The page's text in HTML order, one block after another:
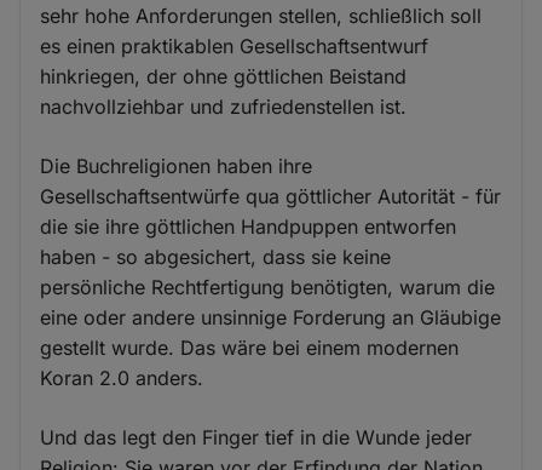
sehr hohe Anforderungen stellen, schließlich soll
es einen praktikablen Gesellschaftsentwurf
hinkriegen, der ohne göttlichen Beistand
nachvollziehbar und zufriedenstellen ist.
Die Buchreligionen haben ihre
Gesellschaftsentwürfe qua göttlicher Autorität - für
die sie ihre göttlichen Handpuppen entworfen
haben - so abgesichert, dass sie keine
persönliche Rechtfertigung benötigten, warum die
eine oder andere unsinnige Forderung an Gläubige
gestellt wurde. Das wäre bei einem modernen
Koran 2.0 anders.
Und das legt den Finger tief in die Wunde jeder